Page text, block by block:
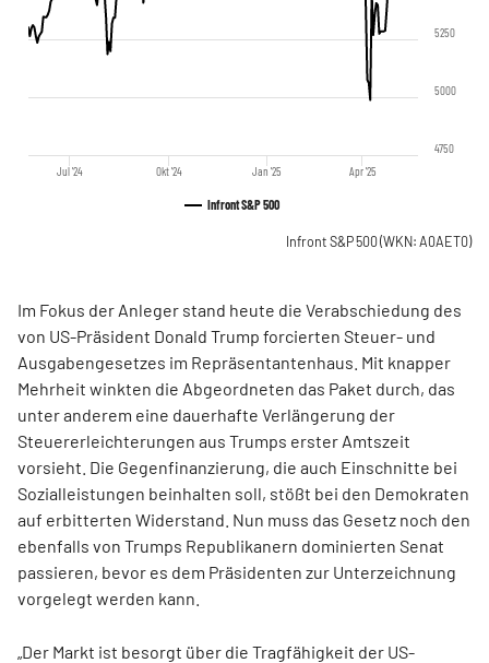
Infront S&P 500
Jul '24 Jan '25
Okt '24 Apr '25
4750
5000
5250
Infront S&P 500(WKN: A0AET0)
Im Fokus der Anleger stand heute die Verabschiedung des
von US-Präsident Donald Trump forcierten Steuer- und
Ausgabengesetzes im Repräsentantenhaus. Mit knapper
Mehrheit winkten die Abgeordneten das Paket durch, das
unter anderem eine dauerhafte Verlängerung der
Steuererleichterungen aus Trumps erster Amtszeit
vorsieht. Die Gegenfinanzierung, die auch Einschnitte bei
Sozialleistungen beinhalten soll, stößt bei den Demokraten
auf erbitterten Widerstand. Nun muss das Gesetz noch den
ebenfalls von Trumps Republikanern dominierten Senat
passieren, bevor es dem Präsidenten zur Unterzeichnung
vorgelegt werden kann.
„Der Markt ist besorgt über die Tragfähigkeit der US-